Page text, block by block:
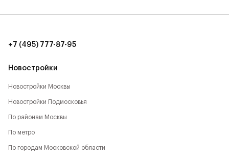
Новостройки
Новостройки Москвы
Новостройки Подмосковья
По районам Москвы
По метро
По городам Московской области
+7 (495) 777-87-95